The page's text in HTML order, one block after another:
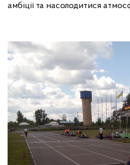
амбіції та насолодитися